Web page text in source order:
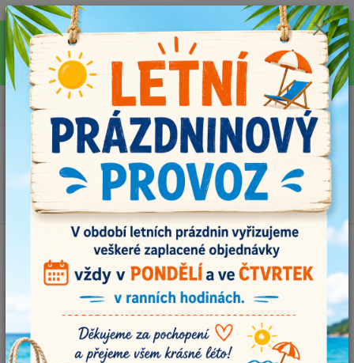
Pro rychlejší vyřízení Vašich dotazů, využijte během letních prázdnin náš
email info@i-prize.cz. Děkujeme. !!! POZOR ZMĚNA !!! V PONDĚLÍ 10.8.
NEVYŘIZUJEME ŽÁDNÉ OBJEDNÁVKY, ODESÍLAT BUDEME V ÚTERÝ
11.8. DĚKUJEME ZA POCHOPENÍ!
Menu
Hledat
+420704179566 0ks
za0,00 Kč
MOOL - vlastnoručně vyráběná klubíčka MOOL MIX č.103
MOOL MIX č.103